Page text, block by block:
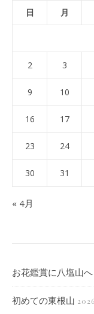
日 月
2 3
9 10
16 17
23 24
30 31
« 4月
お花鑑賞に八塩山へ
初めての東根山